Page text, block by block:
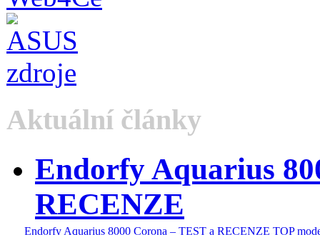
Aktuální články
Endorfy Aquarius
RECENZE
Endorfy Aquarius 8000 Corona – TEST a RECENZE TOP